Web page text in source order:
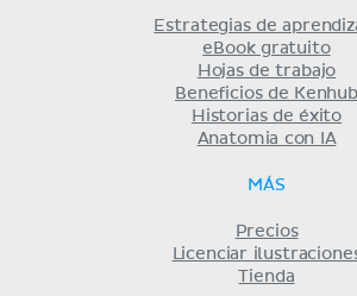
Estrategias de
eBook gratuito
Hojas de trabajo
Beneficios de Kenhub
Historias de éxito
Anatomia con IA
MÁS
Precios
Licenciar
Tienda